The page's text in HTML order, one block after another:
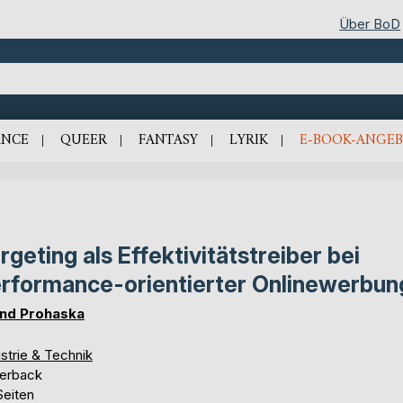
Über BoD
QUEER FANTASY LYRIK E-BOOK-
als Effektivitätstreiber bei
orientierter
Prohaska
& Technik